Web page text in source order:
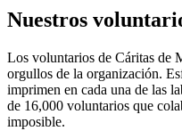
Nuestros
Los voluntarios de Cáritas de
orgullos de la organización.
imprimen en cada una de las
de 16,000 voluntarios que
imposible.